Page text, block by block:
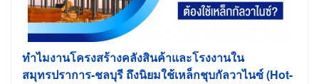
ทำไมงานโครงสร้างคลังสินค้าและโรงงานใน
สมุทรปราการ-ชลบุรี ถึงนิยมใช้เหล็กชุบกัลวาไนซ์ (Hot-